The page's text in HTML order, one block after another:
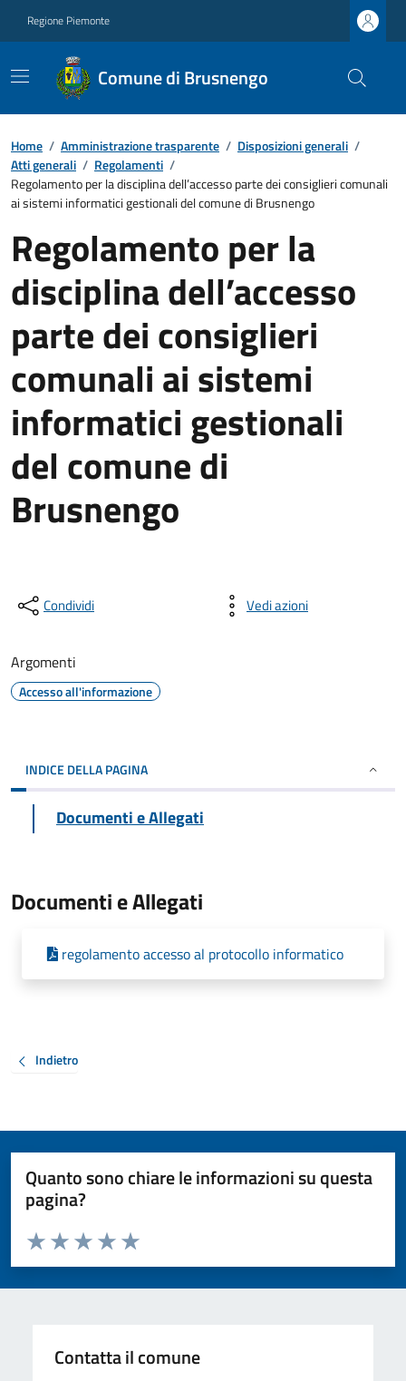
Regione Piemonte
Comune di Brusnengo
Home / Amministrazione trasparente / Disposizioni generali /
Atti generali / Regolamenti /
Regolamento per la disciplina dell’accesso parte dei consiglieri comunali
ai sistemi informatici gestionali del comune di Brusnengo
Regolamento per la
disciplina dell’accesso
parte dei consiglieri
comunali ai sistemi
informatici gestionali
del comune di
Brusnengo
Condividi Vedi azioni
Argomenti
Accesso all'informazione
INDICE DELLA PAGINA
Documenti e Allegati
Documenti e Allegati
regolamento accesso al protocollo informatico
Indietro
Quanto sono chiare le informazioni su questa
pagina?
Valuta da 1 a 5 stelle la pagina
Valuta 5 stelle su 5
Valuta 4 stelle su 5
Valuta 3 stelle su 5
Valuta 2 stelle su 5
Valuta 1 stelle su 5
Contatta il comune